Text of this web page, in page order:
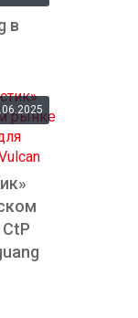
в
СtP